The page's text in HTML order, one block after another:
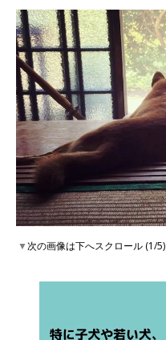
▼次の画像は下へスクロール (1/5)